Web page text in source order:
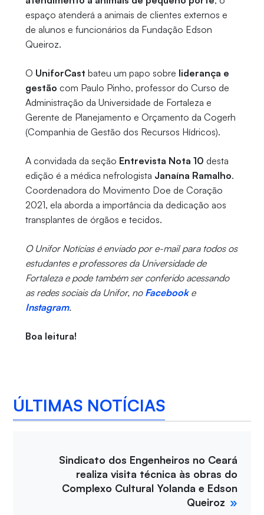
espaço atenderá a animais de clientes externos e
de alunos e funcionários da Fundação Edson
Queiroz.
O UniforCast bateu um papo sobre liderança e
gestão com Paulo Pinho, professor do Curso de
Administração da Universidade de Fortaleza e
Gerente de Planejamento e Orçamento da Cogerh
(Companhia de Gestão dos Recursos Hídricos).
A convidada da seção Entrevista Nota 10 desta
edição é a médica nefrologista Janaína Ramalho.
Coordenadora do Movimento Doe de Coração
2021, ela aborda a importância da dedicação aos
transplantes de órgãos e tecidos.
O Unifor Notícias é enviado por e-mail para todos os
estudantes e professores da Universidade de
Fortaleza e pode também ser conferido acessando
as redes sociais da Unifor, no Facebooke
Instagram.
Boa leitura!
ÚLTIMAS NOTÍCIAS
Sindicato dos Engenheiros no Ceará
realiza visita técnica às obras do
Complexo Cultural Yolanda e Edson
Queiroz